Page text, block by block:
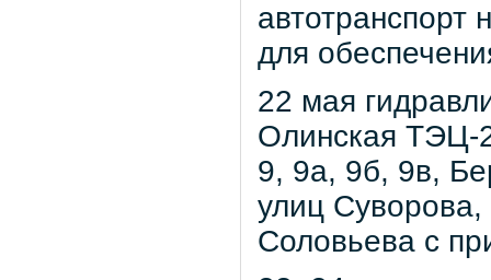
автотранспорт
для
22 мая
Олинская ТЭЦ-
9, 9а, 9б, 9в,
улиц
Соловьева с